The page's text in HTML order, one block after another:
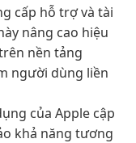
cấp hỗ trợ và tài
nâng cao hiệu
nền tảng
người dùng liền
của Apple cập
khả năng tương